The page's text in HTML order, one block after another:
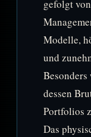
gefolgt
Modelle,
und
dessen
Portfolios
Das